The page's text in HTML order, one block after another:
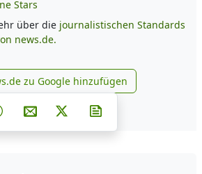
Stars
über die journalistischen Standards
news.de.
news.de zu Google
zu Google hinzufügen
Teilen auf Facebook
Teilen auf Whatsapp
Teilen auf Telegram
Teilen auf Pinterest
Per E-Mail teilen
Post auf X